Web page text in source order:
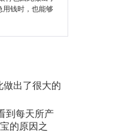
用钱时，也能够
做出了很大的
到每天所产
的原因之